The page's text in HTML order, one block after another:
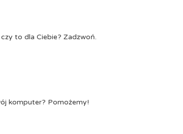
to dla Ciebie? Zadzwoń.
komputer? Pomożemy!